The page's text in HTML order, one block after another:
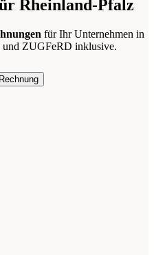
Rheinland-Pfalz
für Ihr Unternehmen in
und ZUGFeRD inklusive.